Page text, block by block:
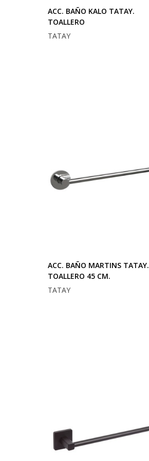
ACC. BAÑO KALO TATAY.
TOALLERO
TATAY
ACC. BAÑO MARTINS TATAY.
TOALLERO 45 CM.
TATAY